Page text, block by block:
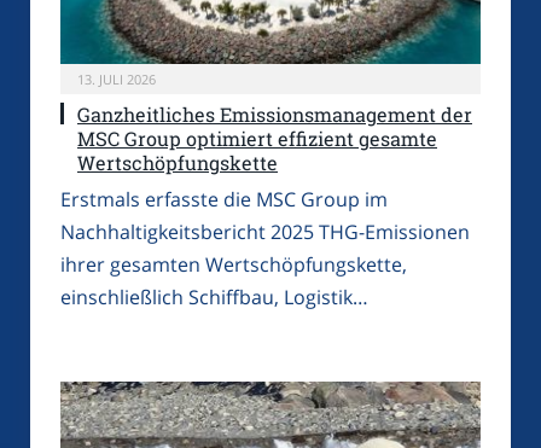
13. JULI 2026
Ganzheitliches Emissionsmanagement der
MSC Group optimiert effizient gesamte
Wertschöpfungskette
Erstmals erfasste die MSC Group im
Nachhaltigkeitsbericht 2025 THG-Emissionen
ihrer gesamten Wertschöpfungskette,
einschließlich Schiffbau, Logistik…